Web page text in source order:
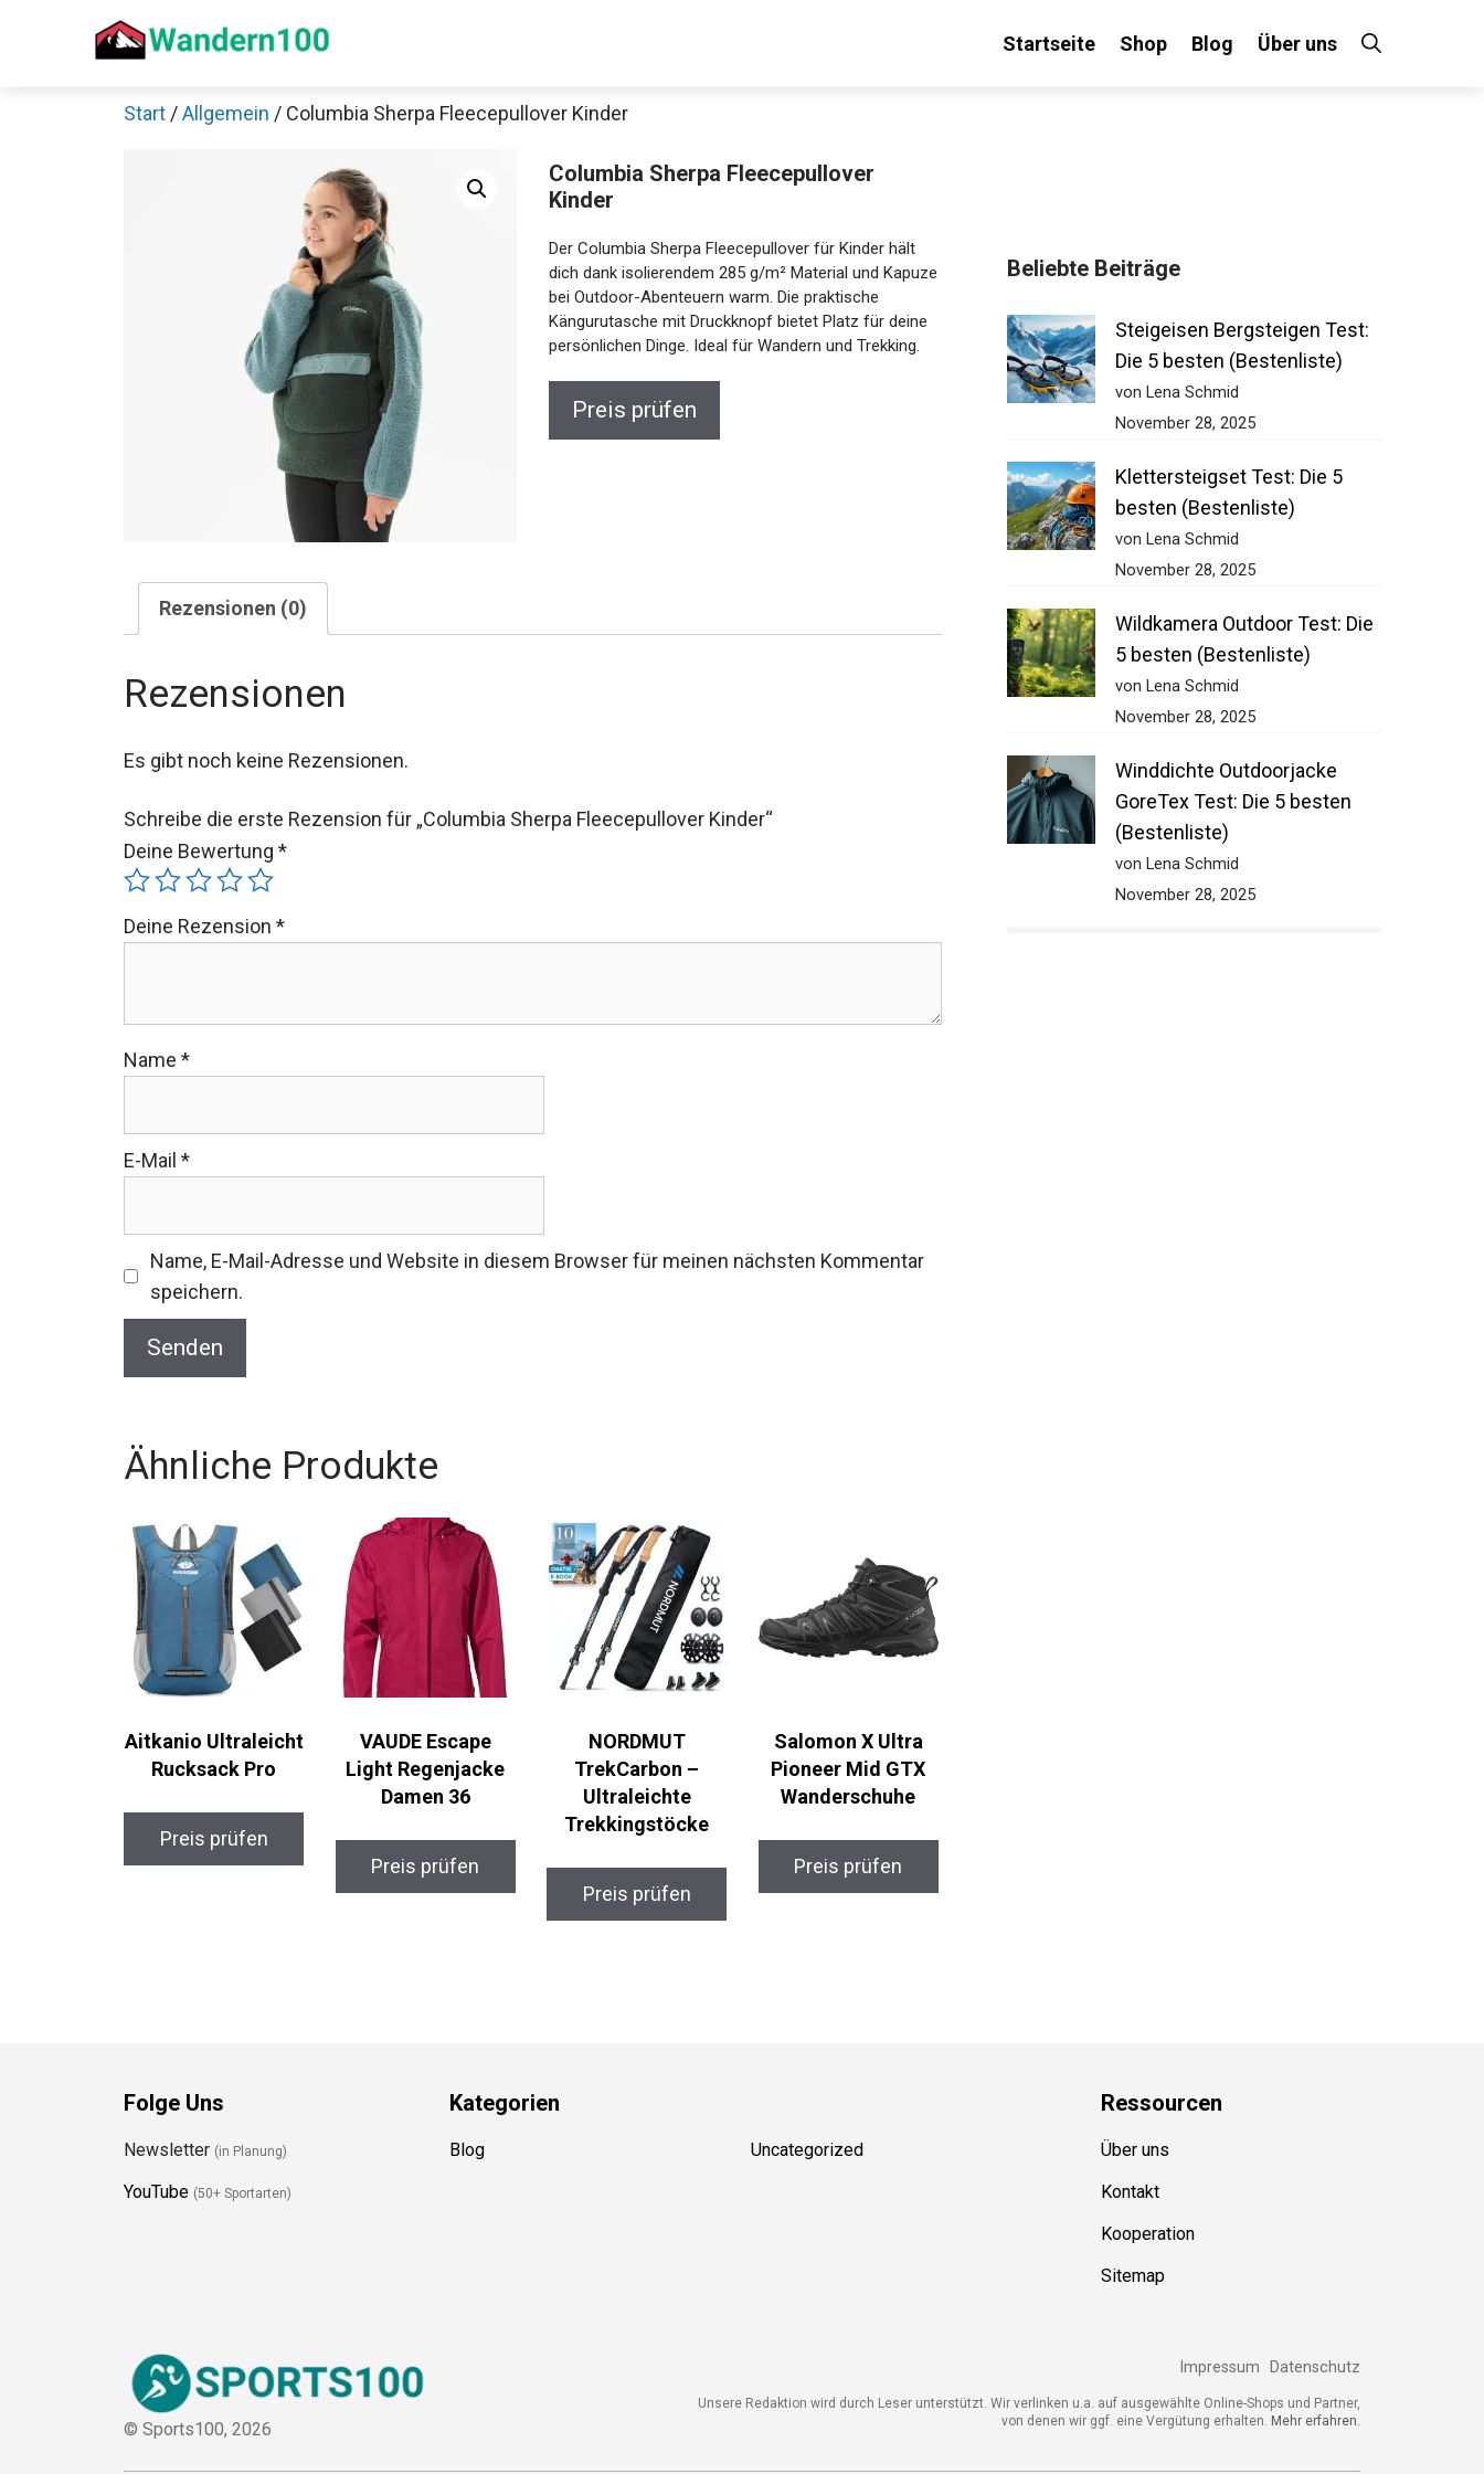
Startseite Shop Blog Über uns
Start /Allgemein / Columbia Sherpa Fleecepullover Kinder
Columbia Sherpa Fleecepullover
Kinder
Der Columbia Sherpa Fleecepullover für Kinder hält
dich dank isolierendem 285 g/m² Material und Kapuze
bei Outdoor-Abenteuern warm. Die praktische
Kängurutasche mit Druckknopf bietet Platz für deine
persönlichen Dinge. Ideal für Wandern und Trekking.
Preis prüfen
Rezensionen (0)
Rezensionen
Es gibt noch keine Rezensionen.
Schreibe die erste Rezension für „Columbia Sherpa Fleecepullover Kinder“
Deine Bewertung *
Deine Rezension *
Name *
E-Mail *
Name, E-Mail-Adresse und Website in diesem Browser für meinen nächsten Kommentar
speichern.
Ähnliche Produkte
Aitkanio Ultraleicht
Rucksack Pro
Preis prüfen
VAUDE Escape
Light Regenjacke
Damen 36
Preis prüfen
NORDMUT
TrekCarbon –
Ultraleichte
Trekkingstöcke
Preis prüfen
Salomon X Ultra
Pioneer Mid GTX
Wanderschuhe
Preis prüfen
Beliebte Beiträge
Steigeisen Bergsteigen Test:
Die 5 besten (Bestenliste)
von Lena Schmid
November 28, 2025
Klettersteigset Test: Die 5
besten (Bestenliste)
von Lena Schmid
November 28, 2025
Wildkamera Outdoor Test: Die
5 besten (Bestenliste)
von Lena Schmid
November 28, 2025
Winddichte Outdoorjacke
GoreTex Test: Die 5 besten
(Bestenliste)
von Lena Schmid
November 28, 2025
Folge Uns
Newsletter (in Planung)
YouTube (50+ Sportarten)
Kategorien
Blog Uncategorized
Ressourcen
Über uns
Kontakt
Kooperation
Sitemap
© Sports100, 2026
Impressum Datenschutz
Unsere Redaktion wird durch Leser unterstützt. Wir verlinken u.a. auf ausgewählte Online-Shops und Partner,
von denen wir ggf. eine Vergütung erhalten. Mehr erfahren.